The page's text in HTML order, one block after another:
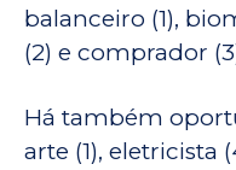
balanceiro (1),
(2) e comprador
Há também
arte (1), eletricista